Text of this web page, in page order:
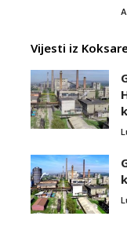
Vijesti iz